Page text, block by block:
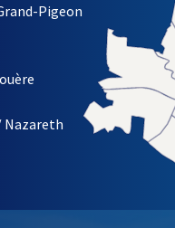
D'INFORMATION
Pigeon
Nazareth